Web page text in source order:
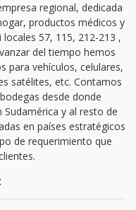
regional, dedicada
productos médicos y
57, 115, 212-213 ,
del tiempo hemos
para vehículos, celulares,
satélites, etc. Contamos
desde donde
y al resto de
en países estratégicos
de requerimiento que